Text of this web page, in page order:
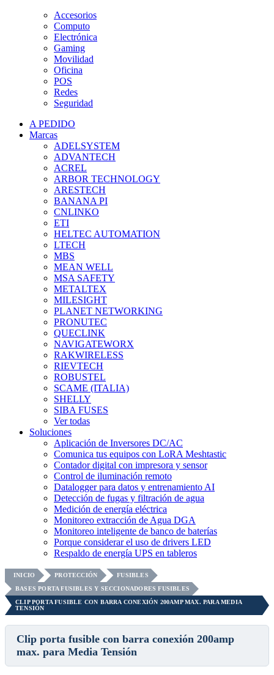
Accesorios
Computo
Electrónica
Gaming
Movilidad
Oficina
POS
Redes
Seguridad
A PEDIDO
Marcas
ADELSYSTEM
ADVANTECH
ACREL
ARBOR TECHNOLOGY
ARESTECH
BANANA PI
CNLINKO
ETI
HELTEC AUTOMATION
LTECH
MBS
MEAN WELL
MSA SAFETY
METALTEX
MILESIGHT
PLANET NETWORKING
PRONUTEC
QUECLINK
NAVIGATEWORX
RAKWIRELESS
RIEVTECH
ROBUSTEL
SCAME (ITALIA)
SHELLY
SIBA FUSES
Ver todas
Soluciones
Aplicación de Inversores DC/AC
Comunica tus equipos con LoRA Meshtastic
Contador digital con impresora y sensor
Control de iluminación remoto
Datalogger para datos y entrenamiento AI
Detección de fugas y filtración de agua
Medición de energía eléctrica
Monitoreo extracción de Agua DGA
Monitoreo inteligente de banco de baterías
Porque considerar el uso de drivers LED
Respaldo de energía UPS en tableros
INICIO PROTECCIÓN
FUSIBLES
BASES PORTA FUSIBLES Y SECCIONADORES FUSIBLES
CLIP PORTA FUSIBLE CON BARRA CONEXIÓN 200AMP MAX. PARA MEDIA
TENSIÓN
Clip porta fusible con barra conexión 200amp
max. para Media Tensión